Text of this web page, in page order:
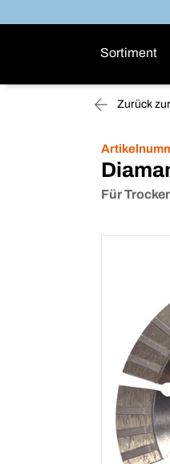
Sortiment
Zurück
Für